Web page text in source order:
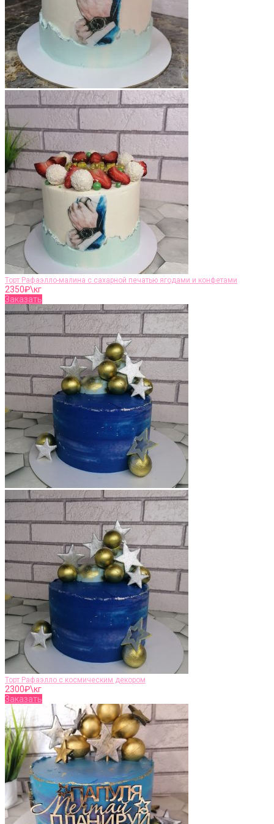
Торт Рафаэлло-малина с сахарной печатью ягодами и конфетами
2350₽\кг
Заказать
Торт Рафаэлло с космическим декором
2300₽\кг
Заказать